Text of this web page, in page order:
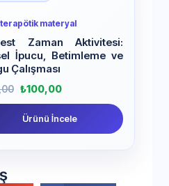
terapötik materyal
Zaman Aktivitesi:
İpucu, Betimleme ve
Çalışması
₺100,00
Ürünü İncele